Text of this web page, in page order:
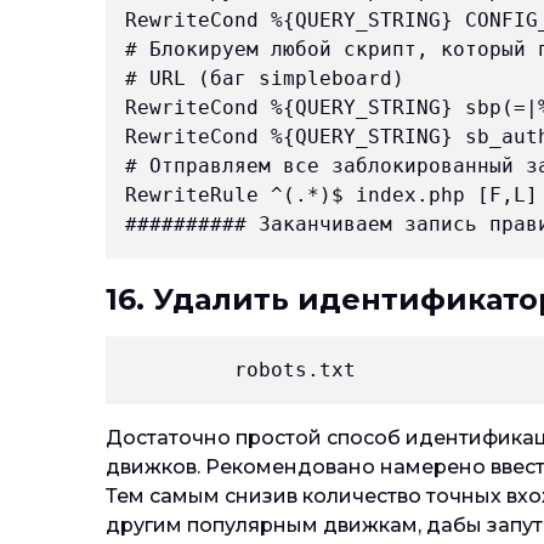
RewriteCond %{QUERY_STRING}
# Блокируем любой скрипт, который
# URL (баг simpleboard)
RewriteCond %{QUERY_STRING}
RewriteCond %{QUERY_STRING}
# Отправляем все заблокированный
RewriteRule ^(.*)$ index.php [F,L]
16. Удалить
Достаточно простой способ
движков. Рекомендовано намерено
Тем самым снизив количество точных
другим популярным движкам, дабы